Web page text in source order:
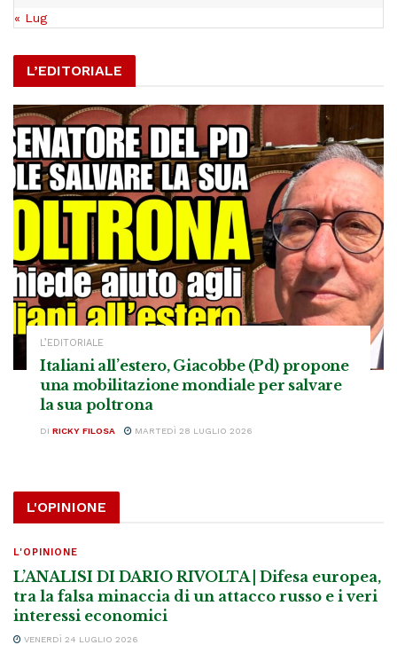
« Lug
L’EDITORIALE
L’EDITORIALE
Italiani all’estero, Giacobbe (Pd) propone
una mobilitazione mondiale per salvare
la sua poltrona
DI RICKY FILOSA MARTEDÌ 28 LUGLIO 2026
L'OPINIONE
L'OPINIONE
L’ANALISI DI DARIO RIVOLTA | Difesa europea,
tra la falsa minaccia di un attacco russo e i veri
interessi economici
VENERDÌ 24 LUGLIO 2026